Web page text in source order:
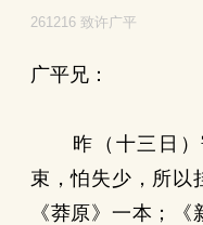
261216 致许广平
广平兄：
昨（十三日）
束，怕失少，所以
《莽原》一本；